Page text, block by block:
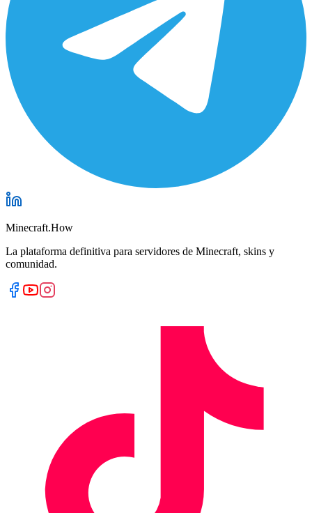
Minecraft.How
La plataforma definitiva para servidores de Minecraft, skins y
comunidad.